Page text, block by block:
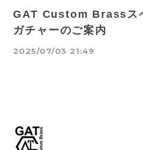
GAT Custom Brassス
ガチャーのご案内
2025/07/03 21:49